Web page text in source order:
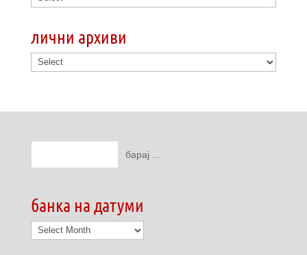
лични архиви
банка на датуми
банка
на